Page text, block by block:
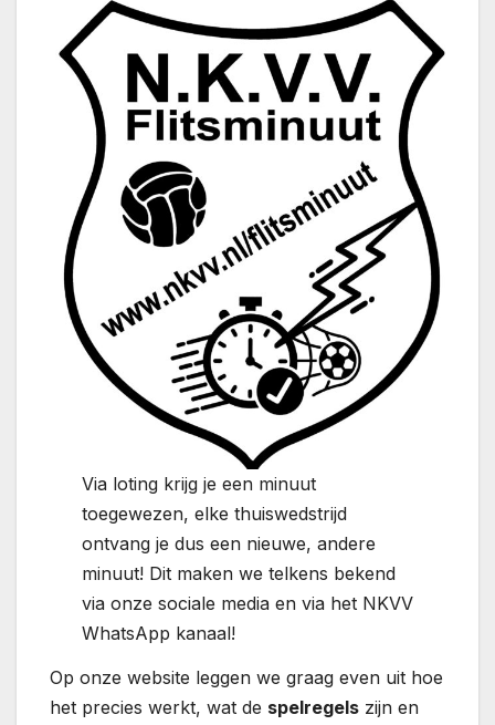
Via loting krijg je een minuut
toegewezen, elke thuiswedstrijd
ontvang je dus een nieuwe, andere
minuut! Dit maken we telkens bekend
via onze sociale media en via het NKVV
WhatsApp kanaal!
Op onze website leggen we graag even uit hoe
het precies werkt, wat de spelregels zijn en